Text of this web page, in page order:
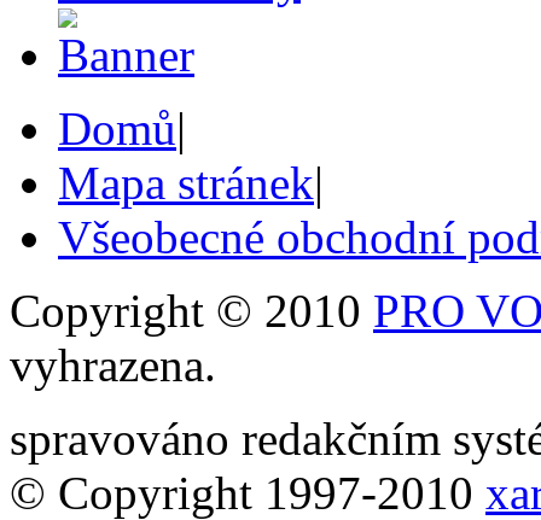
Domů|
Mapa stránek|
Všeobecné obchodní
Copyright © 2010 PRO
vyhrazena.
spravováno redakčním
© Copyright 1997-2010